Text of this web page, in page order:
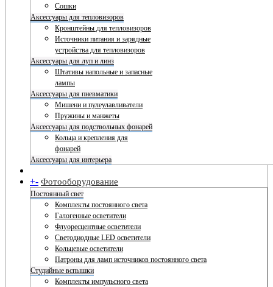
Сошки
Аксессуары для тепловизоров
Кронштейны для тепловизоров
Источники питания и зарядные
устройства для тепловизоров
Аксессуары для луп и линз
Штативы напольные и запасные
лампы
Аксессуары для пневматики
Мишени и пулеулавливатели
Пружины и манжеты
Аксессуары для подствольных фонарей
Кольца и крепления для
фонарей
Аксессуары для интерьера
+- Фотооборудование
Постоянный свет
Комплекты постоянного света
Галогенные осветители
Флуоресцентные осветители
Светодиодные LED осветители
Кольцевые осветители
Патроны для ламп источников постоянного света
Студийные вспышки
Комплекты импульсного света